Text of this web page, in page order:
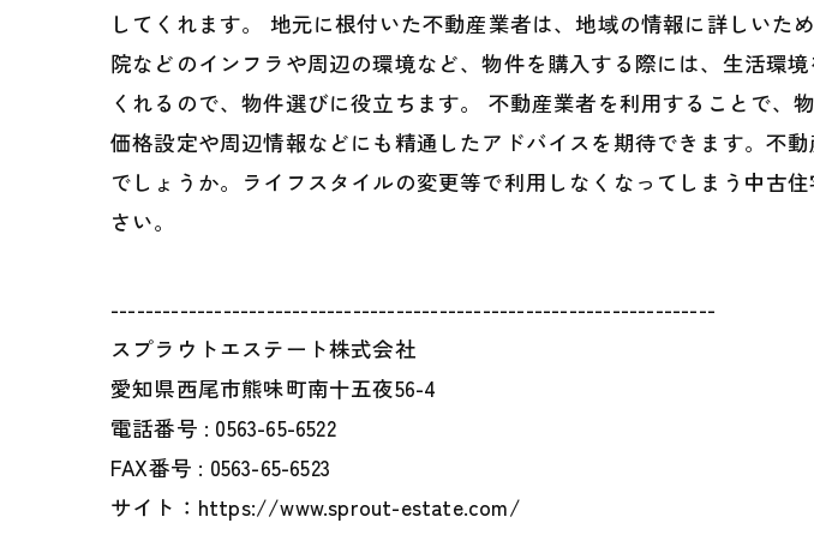
してくれます。 地元に根付いた不動産業者は、地域の情報に詳しい
院などのインフラや周辺の環境など、物件を購入する際には、生活環
くれるので、物件選びに役立ちます。 不動産業者を利用することで
価格設定や周辺情報などにも精通したアドバイスを期待できます。不
でしょうか。ライフスタイルの変更等で利用しなくなってしまう中古
さい。
----------------------------------------------------------------------
スプラウトエステート株式会社
愛知県西尾市熊味町南十五夜56-4
電話番号 : 0563-65-6522
FAX番号 : 0563-65-6523
サイト：https://www.sprout-estate.com/